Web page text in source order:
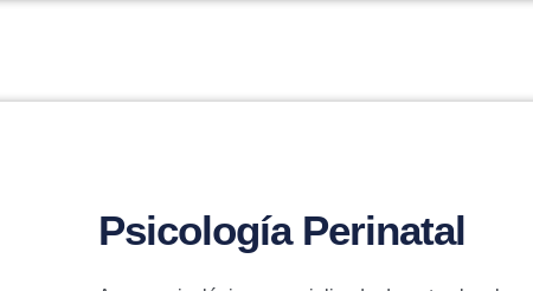
Psicología Perinatal